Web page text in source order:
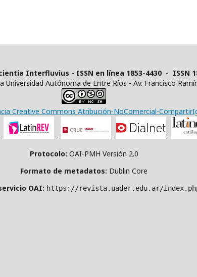
Interfluvius - ISSN en línea 1853-4430 - ISSN
Universidad Autónoma de Entre Ríos - Av. Francisco
Creative Commons Atribución-NoComercial-
- - - -
Protocolo: OAI-PMH Versión 2.0
Formato de metadatos: Dublin Core
OAI: https://revista.uader.edu.ar/